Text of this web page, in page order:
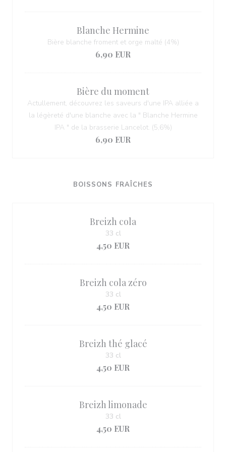
Blanche Hermine
Bière blanche froment et orge malté (4%)
6,90 EUR
Bière du moment
Actullement, découvrez les saveurs d'une IPA alliée a
la légèreté d'une blanche avec la " Blanche Hermine
IPA " de la brasserie Lancelot. (5,6%)
6,90 EUR
BOISSONS FRAÎCHES
Breizh cola
4,50 EUR
33 cl
Breizh cola zéro
4,50 EUR
33 cl
Breizh thé glacé
4,50 EUR
33 cl
Breizh limonade
4,50 EUR
33 cl